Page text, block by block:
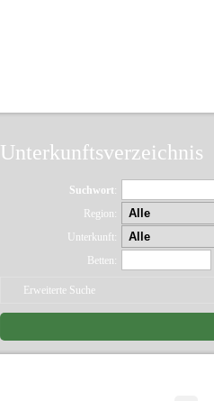
Unterkunftsverzeichnis
Suchwort:
Region:
Unterkunft:
Betten:
Erweiterte Suche